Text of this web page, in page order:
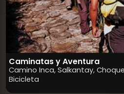
Caminatas y Aventura
Camino Inca, Salkantay,
Bicicleta